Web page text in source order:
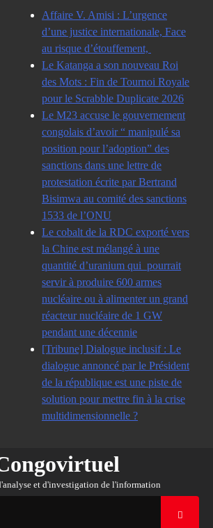
Affaire V. Amisi : L’urgence
d’une justice internationale, Face
au risque d’étouffement,
Le Katanga a son nouveau Roi
des Mots : Fin de Tournoi Royale
pour le Scrabble Duplicate 2026
Le M23 accuse le gouvernement
congolais d’avoir “ manipulé sa
position pour l’adoption” des
sanctions dans une lettre de
protestation écrite par Bertrand
Bisimwa au comité des sanctions
1533 de l’ONU
Le cobalt de la RDC exporté vers
la Chine est mélangé à une
quantité d’uranium qui pourrait
servir à produire 600 armes
nucléaire ou à alimenter un grand
réacteur nucléaire de 1 GW
pendant une décennie
[Tribune] Dialogue inclusif : Le
dialogue annoncé par le Président
de la république est une piste de
solution pour mettre fin à la crise
multidimensionnelle ?
et d'investigation de l'information